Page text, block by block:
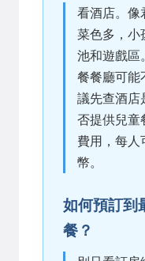
看酒店。像
菜色多，小
池和遊戲區
餐餐廳可能
議先查酒店
否提供兒童
費用，每人
幣。
如何預訂到
餐？